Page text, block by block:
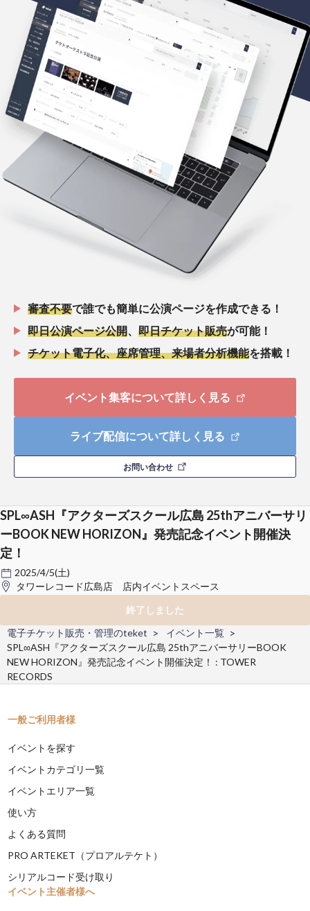
審査不要で誰でも簡単に公演ページを作成できる！
即日公演ページ公開、 即日チケット販売が可能！
チケット電子化、座席管理、来場者分析機能を搭載！
イベント集客について詳しく見る
ライブ配信について詳しく見る
お問い合わせ
SPL∞ASH『アクターズスクール広島 25thアニバーサリ
ーBOOK NEW HORIZON』発売記念イベント開催決
定！
2025/4/5(土)
タワーレコード広島店 店内イベントスペース
終了しました
電子チケット販売・管理のteket
イベント一覧
SPL∞ASH『アクターズスクール広島 25thアニバーサリーBOOK
NEW HORIZON』発売記念イベント開催決定！ : TOWER
RECORDS
一般ご利用者様
イベントを探す
イベントカテゴリ一覧
イベントエリア一覧
使い方
よくある質問
PRO ARTEKET（プロアルテケト）
シリアルコード受け取り
イベント主催者様へ